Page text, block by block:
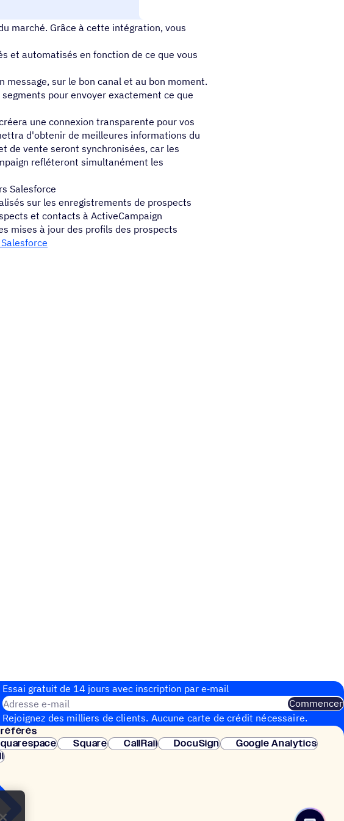
vous permet d’identifier et d’entretenir des
marché. Grâce à cette intégration, vous
et automatisés en fonction de ce que vous
sur le bon canal et au bon moment.
pour envoyer exactement ce que
une connexion transparente pour vos
d'obtenir de meilleures informations du
de vente seront synchronisées, car les
refléteront simultanément les
Salesforce
sur les enregistrements de prospects
et contacts à ActiveCampaign
mises à jour des profils des prospects
Essai gratuit de 14 jours avec inscrip­tion par e‑mail
Adresse e-mail
Commencer
Rejoignez des milliers de clients. Aucune carte de crédit nécessaire.
Configuration instantanée.
Square CallRail DocuSign
Google Analytics